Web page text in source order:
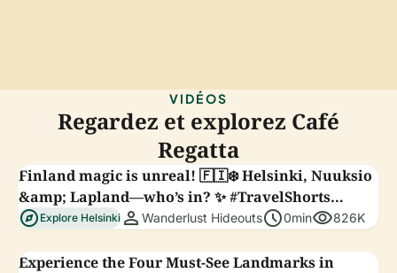
VIDÉOS
Regardez et explorez Café
Regatta
Finland magic is unreal! 🇫🇮❄️ Helsinki, Nuuksio
&amp; Lapland—who’s in? ✨ #TravelShorts
#VisitFinland
explore Explore Helsinki person Wanderlust Hideoutsschedule0minvisibility826K
Experience the Four Must-See Landmarks in